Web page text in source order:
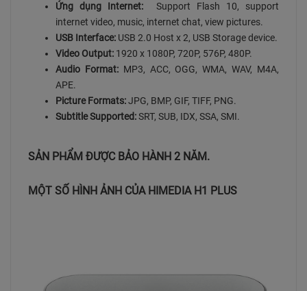
Ứng dụng Internet: Support Flash 10, support
internet video, music, internet chat, view pictures.
USB Interface: USB 2.0 Host x 2, USB Storage device.
Video Output: 1920 x 1080P, 720P, 576P, 480P.
Audio Format:MP3, ACC, OGG, WMA, WAV, M4A,
APE.
Picture Formats:JPG, BMP, GIF, TIFF, PNG.
Subtitle Supported:SRT, SUB, IDX, SSA, SMI.
SẢN PHẨM ĐƯỢC BẢO HÀNH 2 NĂM.
MỘT SỐ HÌNH ẢNH CỦA HIMEDIA H1 PLUS